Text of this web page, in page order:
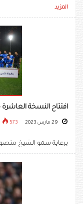
المزيد
افتتاح النسخة العاشرة
573
برعاية سمو الشيخ